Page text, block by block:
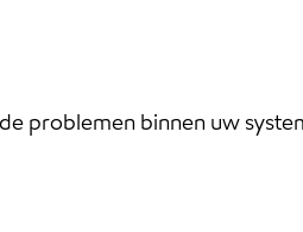
problemen binnen uw